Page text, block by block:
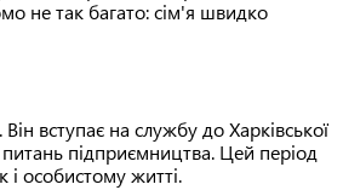
не так багато: сім'я швидко
вступає на службу до Харківської
підприємництва. Цей період
особистому житті.